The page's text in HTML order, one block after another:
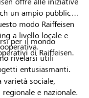
un ampio pubblico
modo Raiffeisen
a livello locale e
rivelarsi utili
entusiasmanti.
per il mondo
di Raiffeisen.
varietà sociale,
e nazionale.